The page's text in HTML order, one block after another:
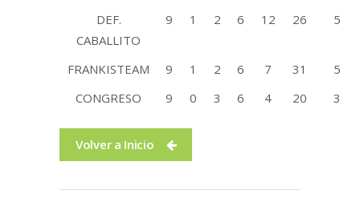
DEF.
CABALLITO
9 1 2 6 12 26 5
FRANKISTEAM 9 1 2 6 7 31
5
CONGRESO
9 0 3 6 4 20 3
Volver a Inicio